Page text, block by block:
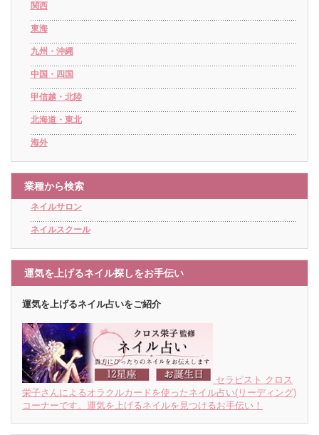
関西
東海
九州・沖縄
中国・四国
甲信越・北陸
北海道・東北
海外
業種から検索
ネイルサロン
ネイルスクール
運気を上げるネイル探しをお手伝い
運気を上げるネイル占いをご紹介
セラピスト クロス
栄子さんによるオラクルカードを使ったネイル占い(リーディング)
コーナーです。運気を上げるネイルを見つけるお手伝い！